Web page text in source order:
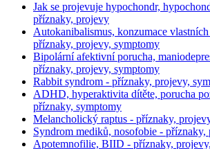
Jak se projevuje hypochondr,
příznaky, projevy
Autokanibalismus, konzumace
příznaky, projevy, symptomy
Bipolární afektivní porucha,
příznaky, projevy, symptomy
Rabbit syndrom - příznaky, projevy,
ADHD, hyperaktivita dítěte, porucha
příznaky, symptomy
Melancholický raptus - příznaky,
Syndrom mediků, nosofobie -
Apotemnofilie, BIID - příznaky,